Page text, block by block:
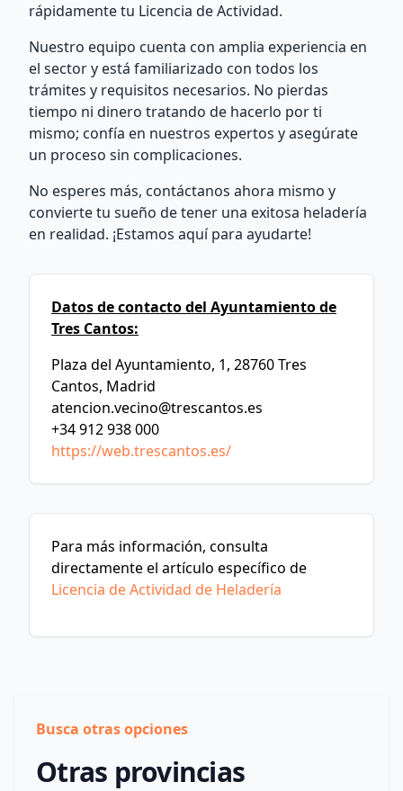
rápidamente tu Licencia de Actividad.
Nuestro equipo cuenta con amplia experiencia en
el sector y está familiarizado con todos los
trámites y requisitos necesarios. No pierdas
tiempo ni dinero tratando de hacerlo por ti
mismo; confía en nuestros expertos y asegúrate
un proceso sin complicaciones.
No esperes más, contáctanos ahora mismo y
convierte tu sueño de tener una exitosa heladería
en realidad. ¡Estamos aquí para ayudarte!
Datos de contacto del Ayuntamiento de
Tres Cantos:
Plaza del Ayuntamiento, 1, 28760 Tres
Cantos, Madrid
atencion.vecino@trescantos.es
+34 912 938 000
https://web.trescantos.es/
Para más información, consulta
directamente el artículo específico de
Licencia de Actividad de Heladería
Busca otras opciones
Otras provincias